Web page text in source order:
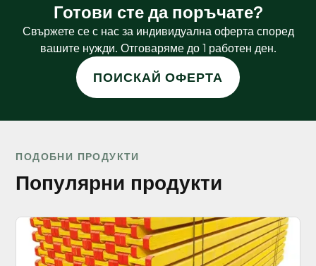
Готови сте да поръчате?
Свържете се с нас за индивидуална оферта според
вашите нужди. Отговаряме до 1 работен ден.
ПОИСКАЙ ОФЕРТА
ПОДОБНИ ПРОДУКТИ
Популярни продукти